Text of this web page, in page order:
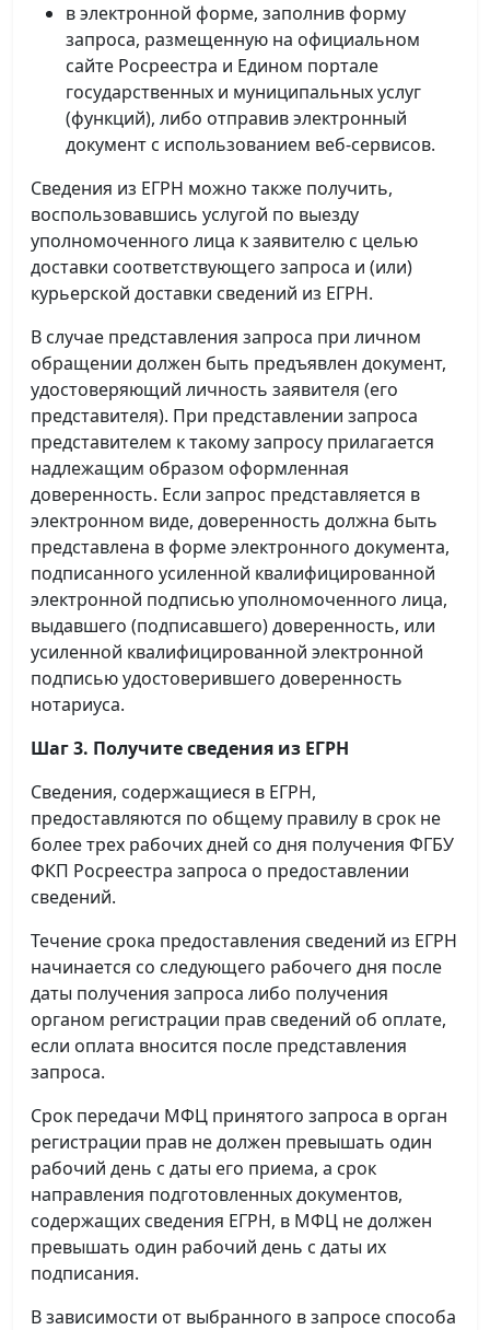
в электронной форме, заполнив форму
запроса, размещенную на официальном
сайте Росреестра и Едином портале
государственных и муниципальных услуг
(функций), либо отправив электронный
документ с использованием веб-сервисов.
Сведения из ЕГРН можно также получить,
воспользовавшись услугой по выезду
уполномоченного лица к заявителю с целью
доставки соответствующего запроса и (или)
курьерской доставки сведений из ЕГРН.
В случае представления запроса при личном
обращении должен быть предъявлен документ,
удостоверяющий личность заявителя (его
представителя). При представлении запроса
представителем к такому запросу прилагается
надлежащим образом оформленная
доверенность. Если запрос представляется в
электронном виде, доверенность должна быть
представлена в форме электронного документа,
подписанного усиленной квалифицированной
электронной подписью уполномоченного лица,
выдавшего (подписавшего) доверенность, или
усиленной квалифицированной электронной
подписью удостоверившего доверенность
нотариуса.
Шаг 3. Получите сведения из ЕГРН
Сведения, содержащиеся в ЕГРН,
предоставляются по общему правилу в срок не
более трех рабочих дней со дня получения ФГБУ
ФКП Росреестра запроса о предоставлении
сведений.
Течение срока предоставления сведений из ЕГРН
начинается со следующего рабочего дня после
даты получения запроса либо получения
органом регистрации прав сведений об оплате,
если оплата вносится после представления
запроса.
Срок передачи МФЦ принятого запроса в орган
регистрации прав не должен превышать один
рабочий день с даты его приема, а срок
направления подготовленных документов,
содержащих сведения ЕГРН, в МФЦ не должен
превышать один рабочий день с даты их
подписания.
В зависимости от выбранного в запросе способа